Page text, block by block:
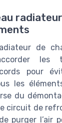
de
les
pour
les
du
circuit de
purger l’air